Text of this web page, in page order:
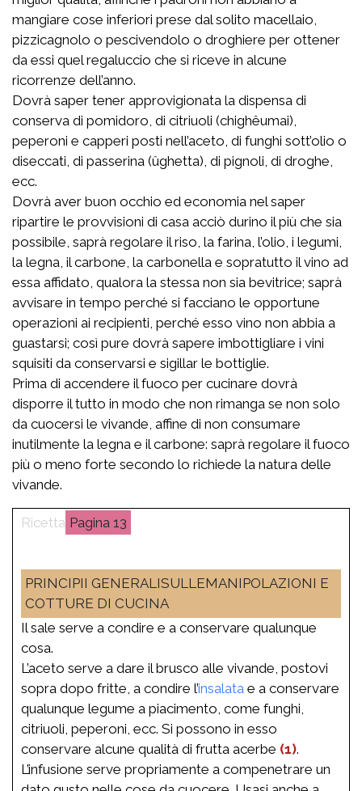
mangiare cose inferiori prese dal solito macellaio,
pizzicagnolo o pescivendolo o droghiere per ottener
da essi quel regaluccio che si riceve in alcune
ricorrenze dell’anno.
Dovrà saper tener approvigionata la dispensa di
conserva di pomidoro, di citriuoli (chighêumai),
peperoni e capperi posti nell’aceto, di funghi sott’olio o
diseccati, di passerina (ûghetta), di pignoli, di droghe,
ecc.
Dovrà aver buon occhio ed economia nel saper
ripartire le provvisioni di casa acciò durino il più che sia
possibile, saprà regolare il riso, la farina, l’olio, i legumi,
la legna, il carbone, la carbonella e sopratutto il vino ad
essa affidato, qualora la stessa non sia bevitrice; saprà
avvisare in tempo perché si facciano le opportune
operazioni ai recipienti, perché esso vino non abbia a
guastarsi; così pure dovrà sapere imbottigliare i vini
squisiti da conservarsi e sigillar le bottiglie.
Prima di accendere il fuoco per cucinare dovrà
disporre il tutto in modo che non rimanga se non solo
da cuocersi le vivande, affine di non consumare
inutilmente la legna e il carbone: saprà regolare il fuoco
più o meno forte secondo lo richiede la natura delle
vivande.
13
PRINCIPII GENERALISULLEMANIPOLAZIONI E
COTTURE DI CUCINA
Il sale serve a condire e a conservare qualunque
cosa.
L’aceto serve a dare il brusco alle vivande, postovi
sopra dopo fritte, a condire l’insalata e a conservare
qualunque legume a piacimento, come funghi,
citriuoli, peperoni, ecc. Si possono in esso
conservare alcune qualità di frutta acerbe (1).
L’infusione serve propriamente a compenetrare un